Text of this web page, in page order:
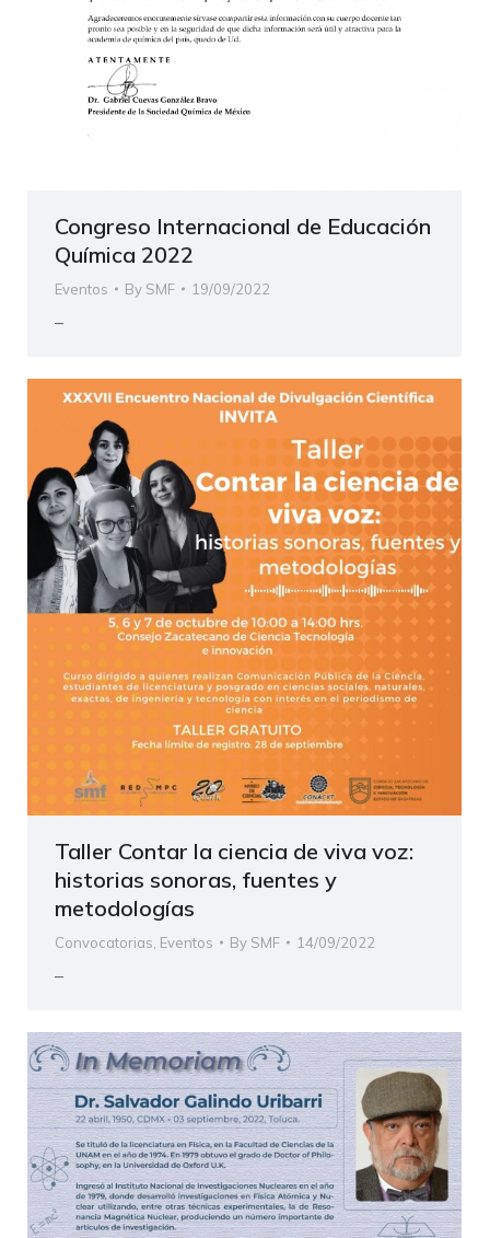
Congreso Internacional de Educación
Química 2022
Eventos By SMF 19/09/2022
–
Taller Contar la ciencia de viva voz:
historias sonoras, fuentes y
metodologías
Convocatorias Eventos By SMF 14/09/2022
–